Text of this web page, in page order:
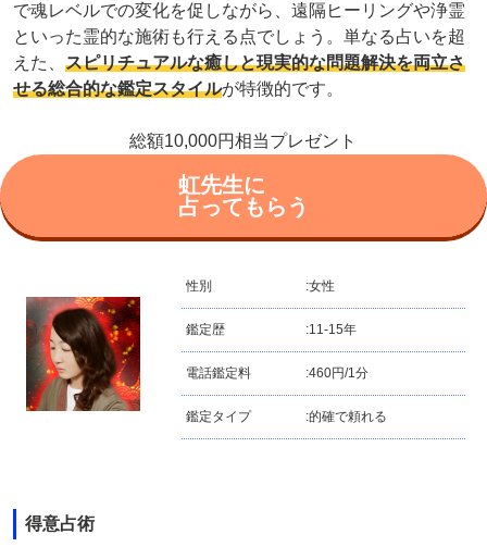
で魂レベルでの変化を促しながら、遠隔ヒーリングや浄霊
といった霊的な施術も行える点でしょう。単なる占いを超
えた、 スピリチュアルな癒しと現実的な問題解決を両立さ
せる総合的な鑑定スタイルが特徴的です。
総額10,000円相当プレゼント
虹先生に
占ってもらう
性別 :女性
鑑定歴 :11-15年
電話鑑定料 :460円/1分
鑑定タイプ :的確で頼れる
得意占術